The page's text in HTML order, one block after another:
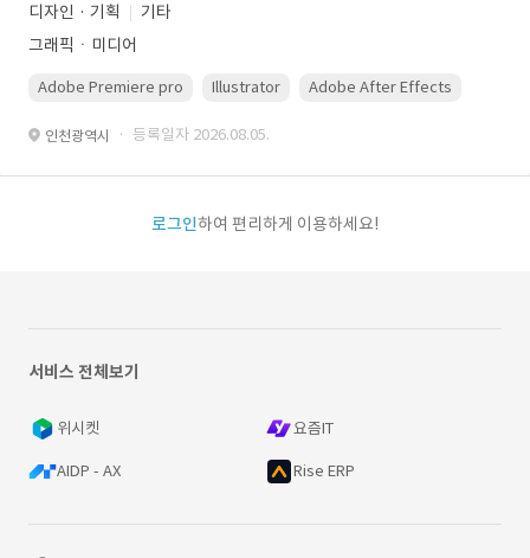
디자인 · 기획
기타
그래픽ㆍ미디어
Adobe Premiere pro Illustrator Adobe After Effects
인천광역시 · 등록일자 2026.08.05.
로그인하여 편리하게 이용하세요!
서비스 전체보기
위시켓 요즘IT
AIDP - AX Rise ERP